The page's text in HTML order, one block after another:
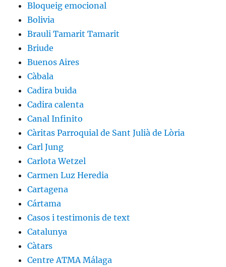
Bloqueig emocional
Bolivia
Brauli Tamarit Tamarit
Briude
Buenos Aires
Càbala
Cadira buida
Cadira calenta
Canal Infinito
Càritas Parroquial de Sant Julià de Lòria
Carl Jung
Carlota Wetzel
Carmen Luz Heredia
Cartagena
Cártama
Casos i testimonis de text
Catalunya
Càtars
Centre ATMA Málaga